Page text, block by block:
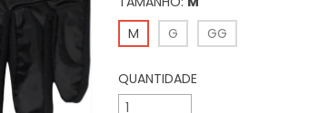
M
G GG
QUANTIDADE